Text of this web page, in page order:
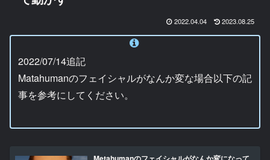
2022.04.04 2023.08.25
2022/07/14追記
Matahumanのフェイシャルがなんか変な場合以下の記
事を参考にしてください。